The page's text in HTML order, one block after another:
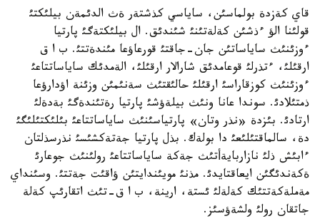
قاي كةزدة بولماسئن، ساياسي كذشتةر ةث الدئمةن بيلئكتئ
قولئنا الؤ ءذشئن كةلةتئنئ شئندئق. ال بيلئكتةگئ پارتيا
ءوزئنئث ساياساتئن جان-جاقتئ قورعاؤعا مئندةتتئ. ب ا ق
ارقئلئ، ءتذرلئ قوعامدئق شارالار ارقئلئ، الةمدئك ساياساتتاعئ
ءوزئنئث كوزقاراسئ ارقئلئ حالئقتئث سةنئمئن وزئنة اؤدارؤعا
ذمتئلادئ. سوندا عانا ونئث بيلةؤشئ پارتيا رةتئندةگئ بةدةلئ
ارتادئ. بئزدة «نذر وتان» پارتياسئنئث ساياساتتاعئ بئلئكتئلئگئ
دة، سالماقتئلئعئ دا بولةك. بذل پارتيا جةتةكشئسئ نذرسذلتان
ءابئش ذلئ نازاربايةأتئث جةكة ساياساتتاعئ رولئنئث جوعارئ
ةكةندئگئن ايعاقتايدئ. مذنئ مويئندايتئن ؤاقئت جةتتئ. وسئنداي
مةملةكةتتئك كةلةلئ ئستة، ارينة، ب ا ق-تئث اتقارئپ كةلة
جاتقان رولئ ولشةؤسئز.